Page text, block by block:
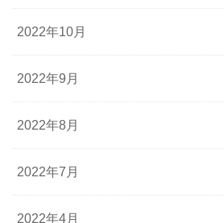
2022年10月
2022年9月
2022年8月
2022年7月
2022年4月